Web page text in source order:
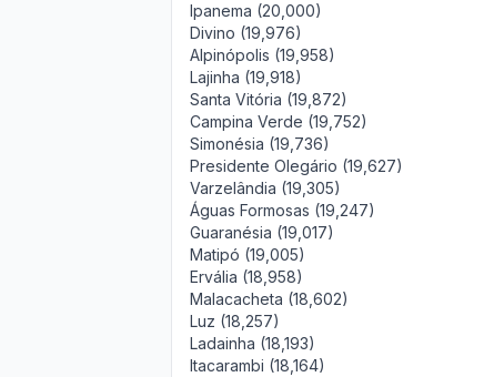
Ipanema (20,000)
Divino (19,976)
Alpinópolis (19,958)
Lajinha (19,918)
Santa Vitória (19,872)
Campina Verde (19,752)
Simonésia (19,736)
Presidente Olegário (19,627)
Varzelândia (19,305)
Águas Formosas (19,247)
Guaranésia (19,017)
Matipó (19,005)
Ervália (18,958)
Malacacheta (18,602)
Luz (18,257)
Ladainha (18,193)
Itacarambi (18,164)